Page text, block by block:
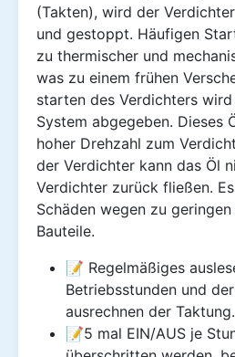
(Takten), wird der
und gestoppt. Häufigen
zu thermischer und
was zu einem frühen
starten des Verdichters
System abgegeben. Dieses
hoher Drehzahl zum
der Verdichter kann das Öl
Verdichter zurück fließen.
Schäden wegen zu
Bauteile.
📝 Regelmäßiges
Betriebsstunden und
ausrechnen der Taktung.
📝5 mal EIN/AUS je